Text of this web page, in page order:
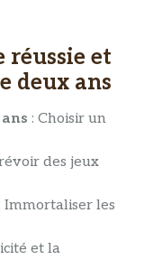
réussie et
deux ans
: Choisir un
des jeux
: Immortaliser les
et la